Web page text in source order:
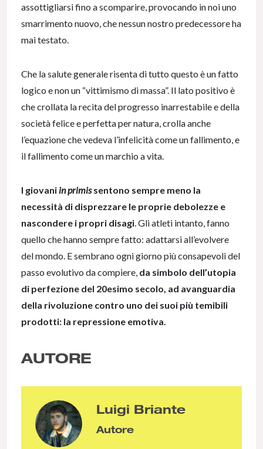
assottigliarsi fino a scomparire, provocando in noi uno
smarrimento nuovo, che nessun nostro predecessore ha
mai testato.
Che la salute generale risenta di tutto questo è un fatto
logico e non un “vittimismo di massa”. Il lato positivo è
che crollata la recita del progresso inarrestabile e della
società felice e perfetta per natura, crolla anche
l’equazione che vedeva l’infelicità come un fallimento, e
il fallimento come un marchio a vita.
I giovani in primissentono sempre meno la
necessità di disprezzare le proprie debolezze e
nascondere i propri disagi . Gli atleti intanto, fanno
quello che hanno sempre fatto: adattarsi all’evolvere
del mondo. E sembrano ogni giorno più consapevoli del
passo evolutivo da compiere, da simbolo dell’utopia
di perfezione del 20esimo secolo, ad avanguardia
della rivoluzione contro uno dei suoi più temibili
prodotti: la repressione emotiva.
AUTORE
Luigi Briante
Autore